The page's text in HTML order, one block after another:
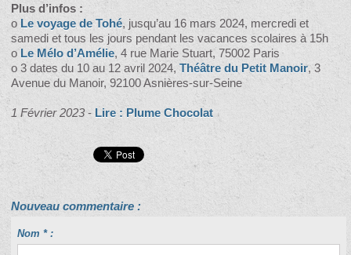
Plus d’infos :
o Le voyage de Tohé, jusqu’au 16 mars 2024, mercredi et
samedi et tous les jours pendant les vacances scolaires à 15h
o Le Mélo d’Amélie, 4 rue Marie Stuart, 75002 Paris
o 3 dates du 10 au 12 avril 2024, Théâtre du Petit Manoir, 3
Avenue du Manoir, 92100 Asnières-sur-Seine
1 Février 2023- Lire : Plume Chocolat
Nouveau commentaire :
Nom * :